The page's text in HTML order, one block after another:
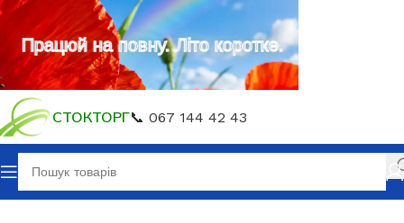
СТОКТОРГ📞 067 144 42 43
Головна Генератори
Працюй на повну. Літо коротке.